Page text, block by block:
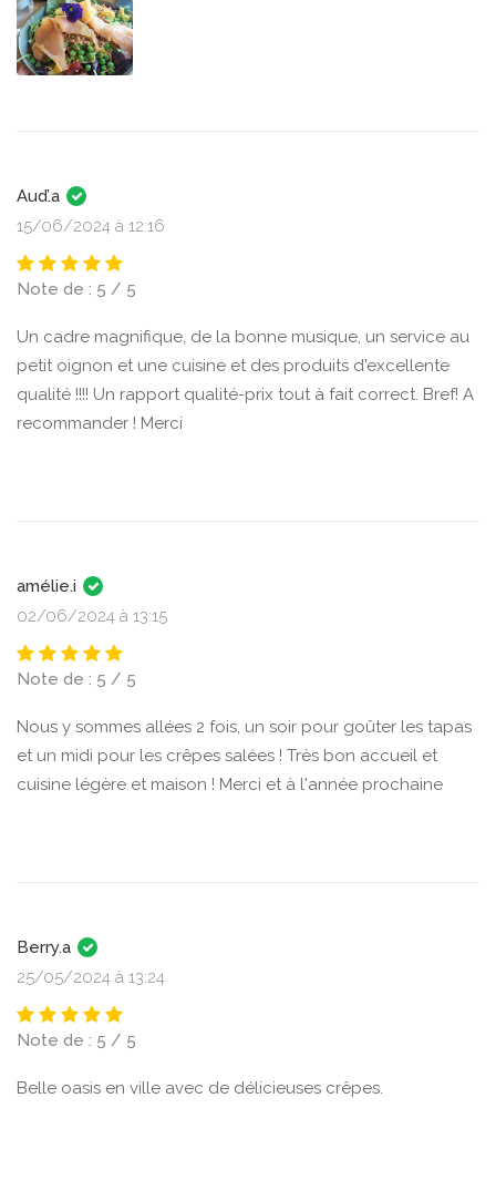
Aud’.a
15/06/2024 à 12:16
Note de : 5 / 5
Un cadre magnifique, de la bonne musique, un service au
petit oignon et une cuisine et des produits d'excellente
qualité !!!! Un rapport qualité-prix tout à fait correct. Bref! A
recommander ! Merci
amélie.i
02/06/2024 à 13:15
Note de : 5 / 5
Nous y sommes allées 2 fois, un soir pour goûter les tapas
et un midi pour les crêpes salées ! Très bon accueil et
cuisine légère et maison ! Merci et à l'année prochaine
Berry.a
25/05/2024 à 13:24
Note de : 5 / 5
Belle oasis en ville avec de délicieuses crêpes.